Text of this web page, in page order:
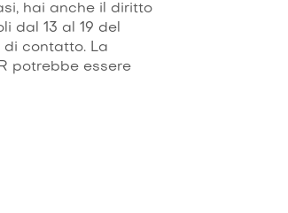
hai anche il diritto
dal 13 al 19 del
di contatto. La
potrebbe essere